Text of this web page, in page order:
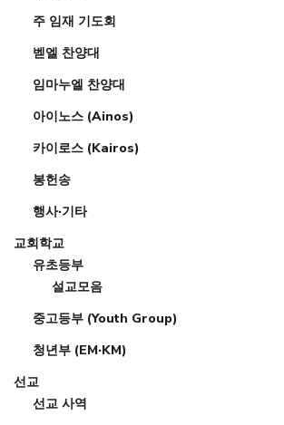
주 임재 기도회
벧엘 찬양대
임마누엘 찬양대
아이노스 (Ainos)
카이로스 (Kairos)
봉헌송
행사·기타
교회학교
유초등부
설교모음
중고등부 (Youth Group)
청년부 (EM·KM)
선교
선교 사역